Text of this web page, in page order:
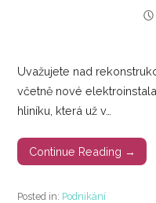
Uvažujete nad
včetně nové
hliníku, která už v…
Continue Reading →
Posted in: Podnikání